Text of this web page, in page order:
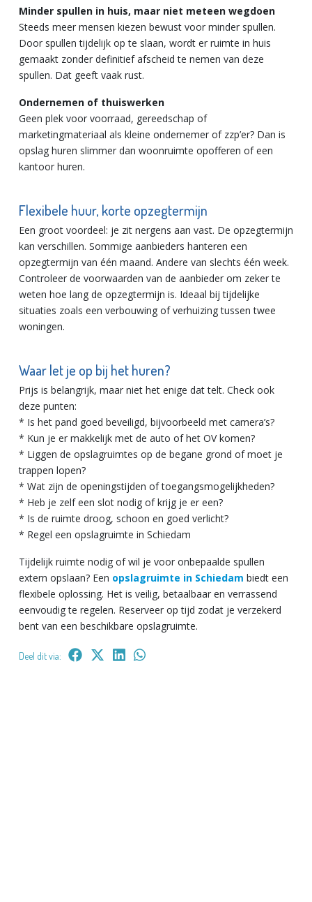
Minder spullen in huis, maar niet meteen wegdoen
Steeds meer mensen kiezen bewust voor minder spullen.
Door spullen tijdelijk op te slaan, wordt er ruimte in huis
gemaakt zonder definitief afscheid te nemen van deze
spullen. Dat geeft vaak rust.
Ondernemen of thuiswerken
Geen plek voor voorraad, gereedschap of
marketingmateriaal als kleine ondernemer of zzp’er? Dan is
opslag huren slimmer dan woonruimte opofferen of een
kantoor huren.
Flexibele huur, korte opzegtermijn
Een groot voordeel: je zit nergens aan vast. De opzegtermijn
kan verschillen. Sommige aanbieders hanteren een
opzegtermijn van één maand. Andere van slechts één week.
Controleer de voorwaarden van de aanbieder om zeker te
weten hoe lang de opzegtermijn is. Ideaal bij tijdelijke
situaties zoals een verbouwing of verhuizing tussen twee
woningen.
Waar let je op bij het huren?
Prijs is belangrijk, maar niet het enige dat telt. Check ook
deze punten:
* Is het pand goed beveiligd, bijvoorbeeld met camera’s?
* Kun je er makkelijk met de auto of het OV komen?
* Liggen de opslagruimtes op de begane grond of moet je
trappen lopen?
* Wat zijn de openingstijden of toegangsmogelijkheden?
* Heb je zelf een slot nodig of krijg je er een?
* Is de ruimte droog, schoon en goed verlicht?
* Regel een opslagruimte in Schiedam
Tijdelijk ruimte nodig of wil je voor onbepaalde spullen
extern opslaan? Een opslagruimte in Schiedam biedt een
flexibele oplossing. Het is veilig, betaalbaar en verrassend
eenvoudig te regelen. Reserveer op tijd zodat je verzekerd
bent van een beschikbare opslagruimte.
Deel dit via: